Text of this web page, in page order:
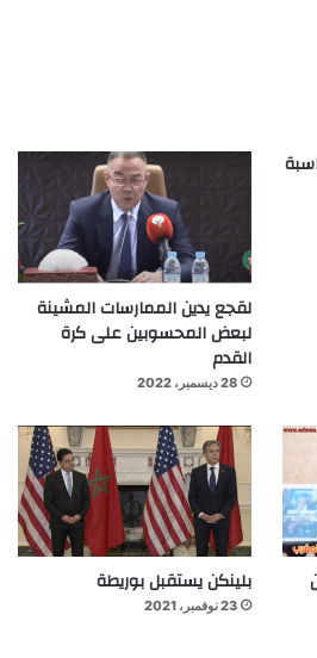
لقجع يدين الممارسات المشينة
لبعض المحسوبين على كرة
القدم
28 ديسمبر، 2022
بلينكن يستقبل بوريطة
23 نوفمبر، 2021